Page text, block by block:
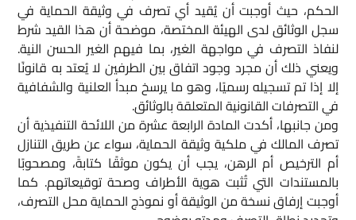
الحكم، حيث أوجبت أن يُقيد أي تصرف في وثيقة الحماية في
سجل الوثائق لدى الهيئة المختصة، موضحة أن هذا القيد شرط
لنفاذ التصرف في مواجهة الغير، بما فيهم الغير الحسن النية.
ويعني ذلك أن مجرد وجود اتفاق بين الطرفين لا يُعتد به قانونًا
إلا إذا تم تسجيله رسميًا، وهو ما يرسخ مبدأ العلنية والشفافية
في التصرفات القانونية المتعلقة بالوثائق.
ومن جانبها، أكدت المادة الرابعة عشرة من اللائحة التنفيذية أن
تصرف المالك في ملكية وثيقة الحماية، سواء عن طريق التنازل
أم الترخيص أم الرهن، يجب أن يكون موثقًا كتابةً، ومصحوبًا
بالمستندات التي تُثبت هوية الأطراف وصحة توقيعاتهم. كما
أوجبت إرفاق نسخة من الوثيقة أو نموذج الحماية محل التصرف،